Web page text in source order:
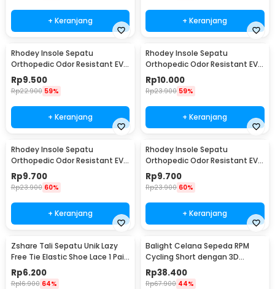
+ Keranjang + Keranjang
Rhodey Insole Sepatu
Orthopedic Odor Resistant EVA
Foam 39 - Y3Y27
Rp9.500
Rp22.900 59%
+ Keranjang
Rhodey Insole Sepatu
Orthopedic Odor Resistant EVA
Foam 40 - Y3Y27
Rp10.000
Rp23.900 59%
+ Keranjang
Rhodey Insole Sepatu
Orthopedic Odor Resistant EVA
Foam 41 - Y3Y27
Rp9.700
Rp23.900 60%
+ Keranjang
Rhodey Insole Sepatu
Orthopedic Odor Resistant EVA
Foam 42 - Y3Y27
Rp9.700
Rp23.900 60%
+ Keranjang
Zshare Tali Sepatu Unik Lazy
Free Tie Elastic Shoe Lace 1 Pair
- T10
Rp6.200
Rp16.900 64%
Balight Celana Sepeda RPM
Cycling Short dengan 3D
Padded Sponge M
Black/Orange - CK01
Rp38.400
Rp67.900 44%